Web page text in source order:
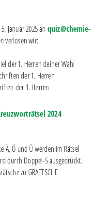
Januar 2025 an quiz@chemie-
verlosen wir:
der 1. Herren deiner Wahl
der 1. Herren
der 1. Herren
2024
Ä, Ö und Ü werden im Rätsel
durch Doppel-S ausgedrückt.
zu GRAETSCHE